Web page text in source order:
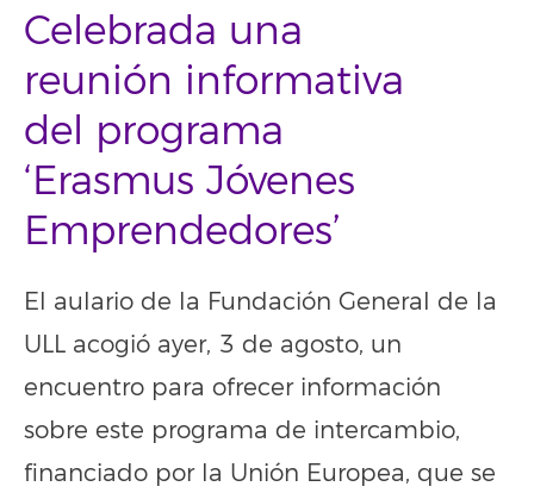
Celebrada una
reunión informativa
del programa
‘Erasmus Jóvenes
Emprendedores’
El aulario de la Fundación General de la
ULL acogió ayer, 3 de agosto, un
encuentro para ofrecer información
sobre este programa de intercambio,
financiado por la Unión Europea, que se